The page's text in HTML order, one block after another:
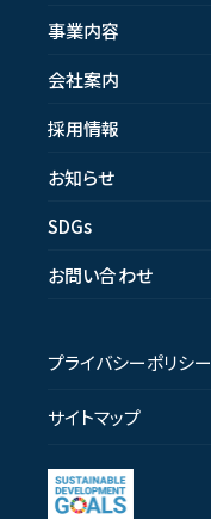
事業内容
会社案内
採用情報
お知らせ
SDGs
お問い合わせ
プライバシーポリシー
サイトマップ